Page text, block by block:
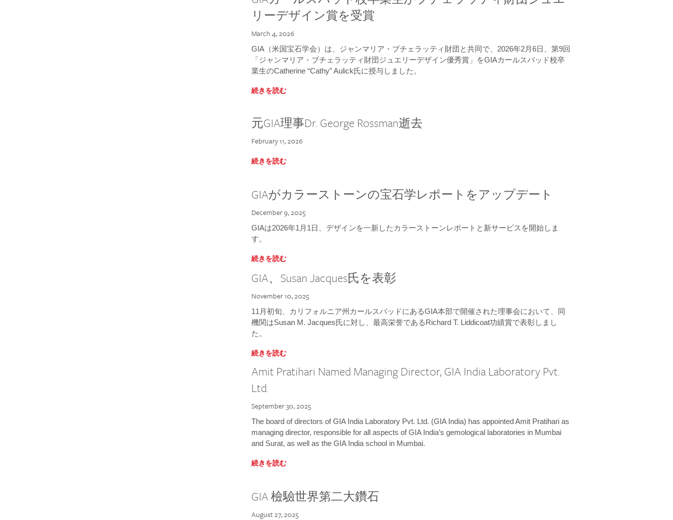
リーデザイン賞を受賞
March 4, 2026
GIA（米国宝石学会）は、ジャンマリア・ブチェラッティ財団と共同で、2026年2月6日、第9回
「ジャンマリア・ブチェラッティ財団ジュエリーデザイン優秀賞」をGIAカールスバッド校卒
業生のCatherine “Cathy” Aulick氏に授与しました。
続きを読む
元GIA理事Dr. George Rossman逝去
February 11, 2026
続きを読む
GIAがカラーストーンの宝石学レポートをアップデート
December 9, 2025
GIAは2026年1月1日、デザインを一新したカラーストーンレポートと新サービスを開始しま
す。
続きを読む
GIA、Susan Jacques氏を表彰
November 10, 2025
11月初旬、カリフォルニア州カールスバッドにあるGIA本部で開催された理事会において、同
機関はSusan M. Jacques氏に対し、最高栄誉であるRichard T. Liddicoat功績賞で表彰しまし
た。
続きを読む
Amit Pratihari Named Managing Director, GIA India Laboratory Pvt.
Ltd.
September 30, 2025
The board of directors of GIA India Laboratory Pvt. Ltd. (GIA India) has appointed Amit Pratihari as
managing director, responsible for all aspects of GIA India’s gemological laboratories in Mumbai
and Surat, as well as the GIA India school in Mumbai.
続きを読む
GIA 檢驗世界第二大鑽石
August 27, 2025